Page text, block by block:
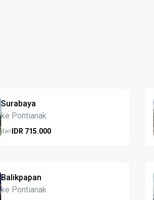
Surabaya
ke Pontianak
dariIDR 715.000
Balikpapan
ke Pontianak